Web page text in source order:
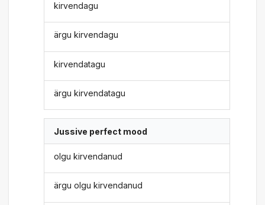
kirvendagu
ärgu kirvendagu
kirvendatagu
ärgu kirvendatagu
Jussive perfect mood
olgu kirvendanud
ärgu olgu kirvendanud